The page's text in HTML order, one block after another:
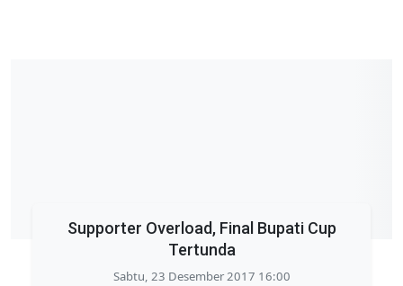
Supporter Overload, Final Bupati Cup
Tertunda
Sabtu, 23 Desember 2017 16:00